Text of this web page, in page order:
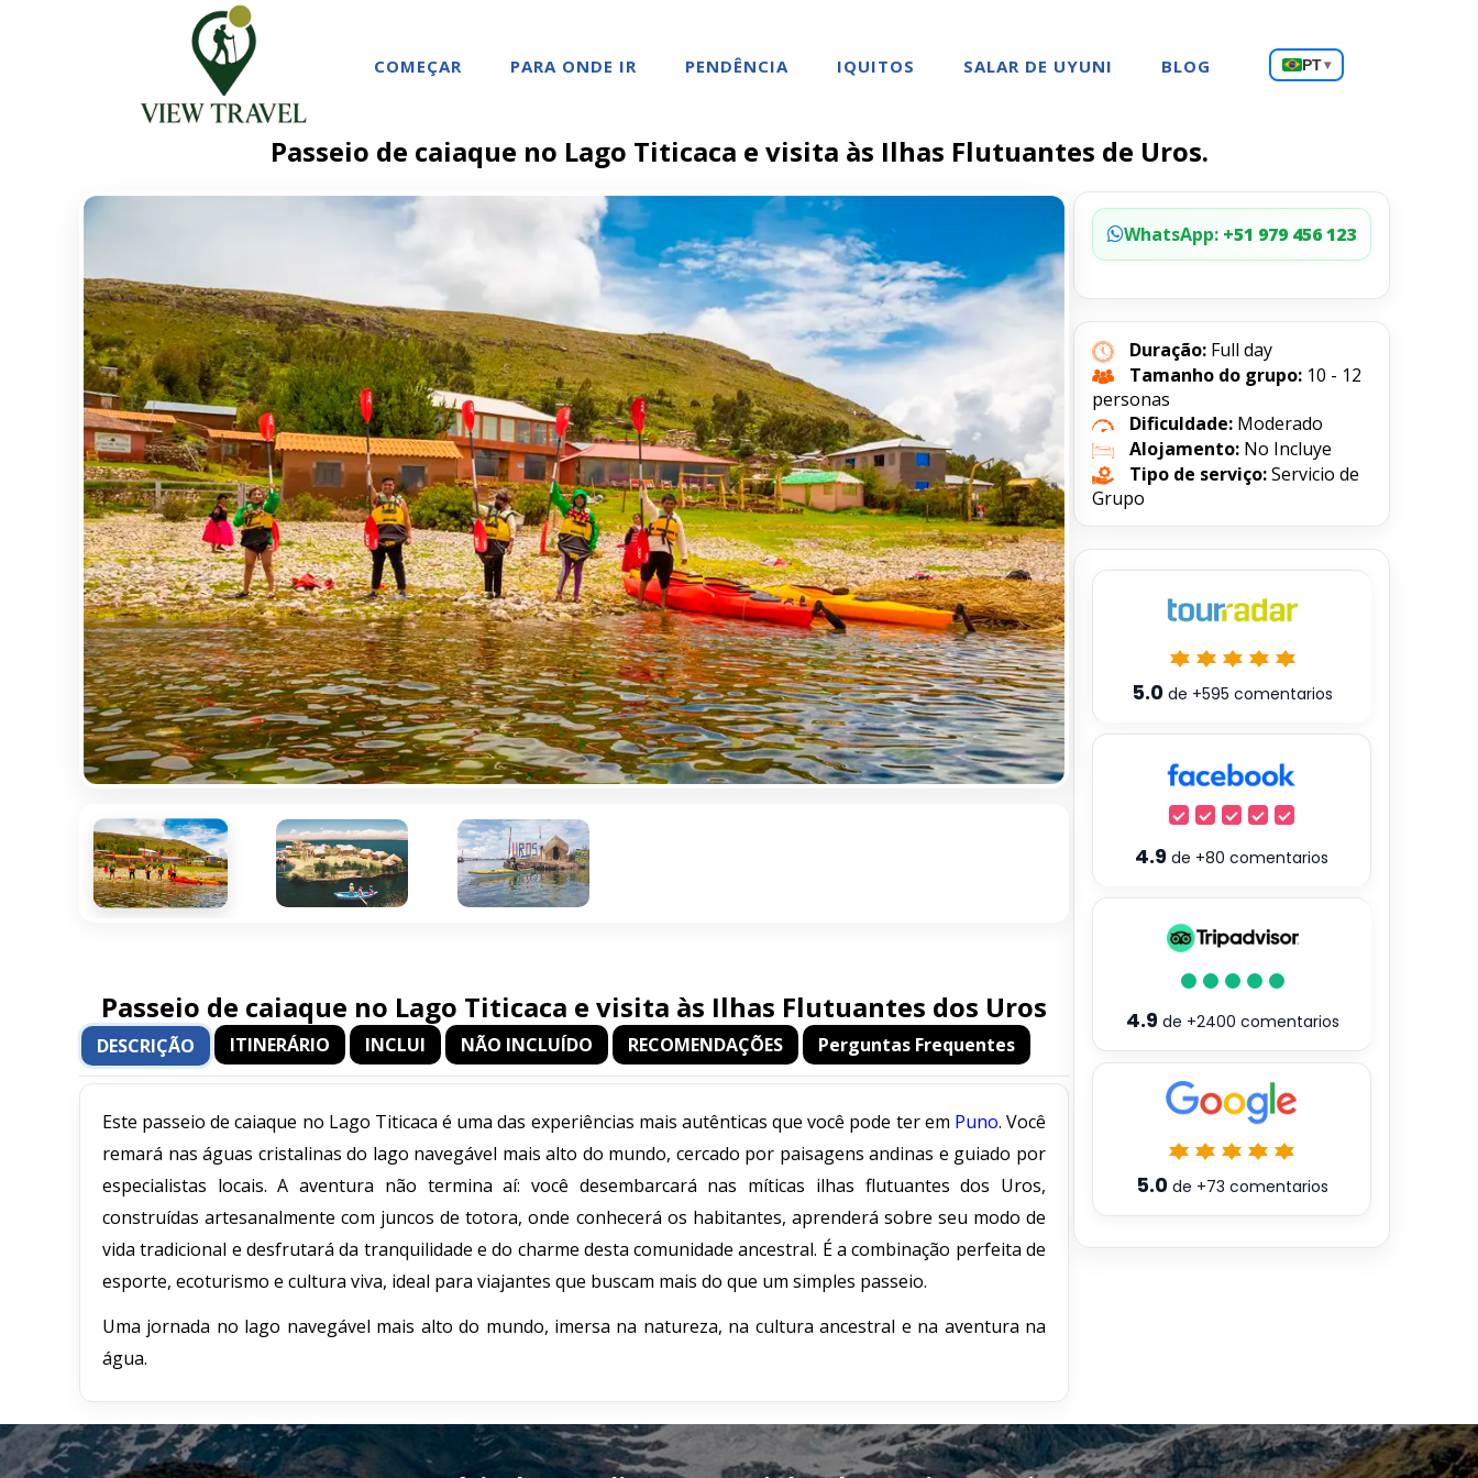
COMEÇAR PARA ONDE IR PENDÊNCIA IQUITOS SALAR DE UYUNI BLOG
Escolha
um
PT▾
Passeio de caiaque no Lago Titicaca e visita às Ilhas Flutuantes de Uros.
Passeio de caiaque no Lago Titicaca e visita às Ilhas Flutuantes dos Uros
DESCRIÇÃO ITINERÁRIO INCLUI NÃO INCLUÍDO RECOMENDAÇÕES Perguntas Frequentes
Este passeio de caiaque no Lago Titicaca é uma das experiências mais autênticas que você pode ter em Puno. Você
remará nas águas cristalinas do lago navegável mais alto do mundo, cercado por paisagens andinas e guiado por
especialistas locais. A aventura não termina aí: você desembarcará nas míticas ilhas flutuantes dos Uros,
construídas artesanalmente com juncos de totora, onde conhecerá os habitantes, aprenderá sobre seu modo de
vida tradicional e desfrutará da tranquilidade e do charme desta comunidade ancestral. É a combinação perfeita de
esporte, ecoturismo e cultura viva, ideal para viajantes que buscam mais do que um simples passeio.
Uma jornada no lago navegável mais alto do mundo, imersa na natureza, na cultura ancestral e na aventura na
água.
WhatsApp: +51 979 456 123
Duração: Full day
Tamanho do grupo: 10 - 12
personas
Dificuldade: Moderado
Alojamento: No Incluye
Tipo de serviço:Servicio de
Grupo
5.0 de +595 comentarios
4.9 de +80 comentarios
4.9de +2400 comentarios
5.0de +73 comentarios